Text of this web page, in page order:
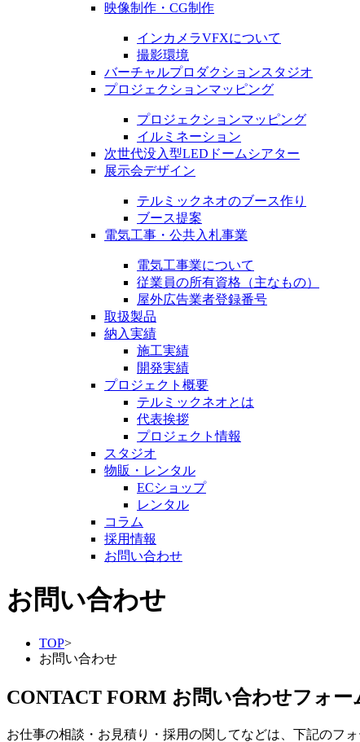
映像制作・CG制作
インカメラVFXについて
撮影環境
バーチャルプロダクションスタジオ
プロジェクションマッピング
プロジェクションマッピング
イルミネーション
次世代没入型LEDドームシアター
展示会デザイン
テルミックネオのブース作り
ブース提案
電気工事・公共入札事業
電気工事業について
従業員の所有資格（主なもの）
屋外広告業者登録番号
取扱製品
納入実績
施工実績
開発実績
プロジェクト概要
テルミックネオとは
代表挨拶
プロジェクト情報
スタジオ
物販・レンタル
ECショップ
レンタル
コラム
採用情報
お問い合わせ
お問い合わせ
TOP>
お問い合わせ
CONTACT FORM お問い合わせフォー
お仕事の相談・お見積り・採用の関してなどは、下記のフ